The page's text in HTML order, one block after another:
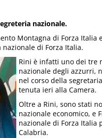
nazionale.
Montagna di Forza Italia
di Forza Italia.
Rini è infatti uno dei tre
nazionale degli azzurri,
nel corso della
tenuta ieri alla Camera.
Oltre a Rini, sono stati
nazionale economico, e
nazionale di Forza Italia
Calabria.